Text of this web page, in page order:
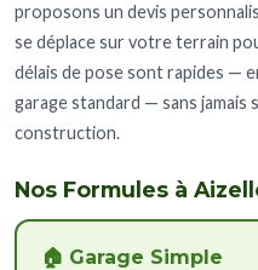
proposons un devis
se déplace sur votre terrain
délais de pose sont rapides —
garage standard — sans jamais
construction.
Nos Formules à
🏠 Garage Simple